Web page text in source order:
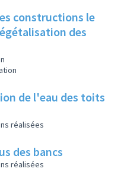
constructions le
des
de l'eau des toits
réalisées
des bancs
réalisées